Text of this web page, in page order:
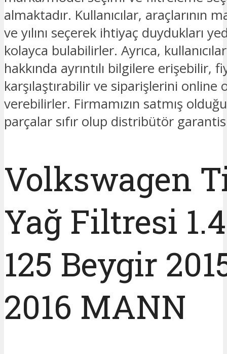
almaktadır. Kullanıcılar, araçlarının
ve yılını seçerek ihtiyaç duydukları
kolayca bulabilirler. Ayrıca,
hakkında ayrıntılı bilgilere erişebilir,
karşılaştırabilir ve siparişlerini online
verebilirler. Firmamızın satmış
parçalar sıfır olup distribütör
Volkswagen
Yağ Filtresi
125 Beygir
2016 MANN